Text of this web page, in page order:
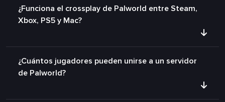
¿Funciona el crossplay de Palworld entre Steam,
Xbox, PS5 y Mac?
¿Cuántos jugadores pueden unirse a un servidor
de Palworld?